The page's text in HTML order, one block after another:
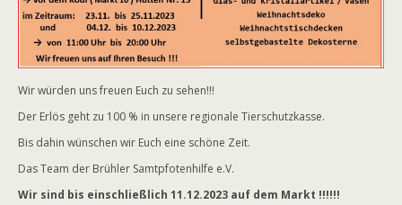
Wir würden uns freuen Euch zu sehen!!!
Der Erlös geht zu 100 % in unsere regionale Tierschutzkasse.
Bis dahin wünschen wir Euch eine schöne Zeit.
Das Team der Brühler Samtpfotenhilfe e.V.
Wir sind bis einschließlich 11.12.2023 auf dem Markt !!!!!!